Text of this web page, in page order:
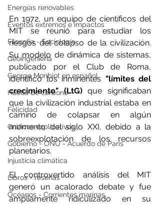
Energías renovables
Eventos extremos e impactos
Filosofía - Sociología
Geoingeniería
George Monbiot en español
Huella de carbono
Felicidad
Gráficos explicativos
Gobierno - ONU - Acuerdo de Paris
Injusticia climática
Libros - reseñas
Océanos - Corrientes marinas
En 1972, un equipo de científicos del
MIT se reunió para estudiar los
riesgos del colapso de la civilización.
Su modelo de dinámica de sistemas,
publicado por el Club de Roma,
identificó los inminentes "límites del
crecimiento" (LtG) que significaban
que la civilización industrial estaba en
camino de colapsar en algún
momento del siglo XXI, debido a la
sobreexplotación de los recursos
planetarios.
El controvertido análisis del MIT
generó un acalorado debate y fue
ampliamente ridiculizado en su